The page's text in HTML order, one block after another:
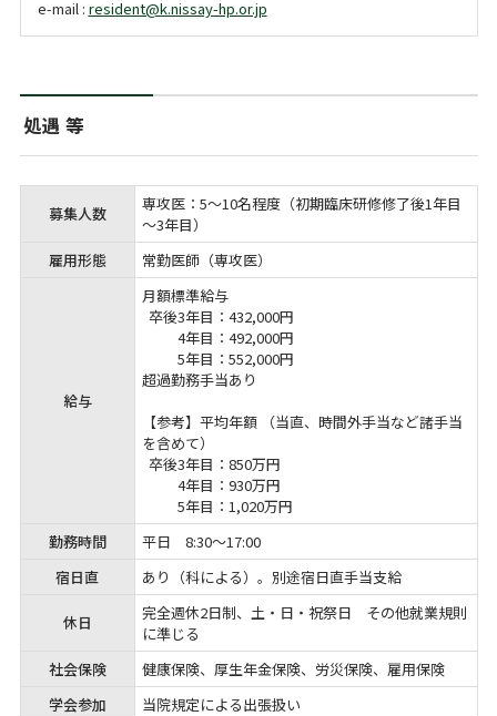
e-mail : resident@k.nissay-hp.or.jp
処遇 等
募集人数
専攻医：5～10名程度（初期臨床研修修了後1年目
～3年目）
雇用形態
常勤医師（専攻医）
給与
月額標準給与
卒後3年目： 432,000円
4年目： 492,000円
5年目： 552,000円
超過勤務手当あり
【参考】平均年額 （当直、時間外手当など諸手当
を含めて）
卒後3年目： 850万円
4年目： 930万円
5年目： 1,020万円
勤務時間
平日 8:30～17:00
宿日直
あり（科による）。別途宿日直手当支給
休日
完全週休2日制、土・日・祝祭日 その他就業規則
に準じる
社会保険
健康保険、厚生年金保険、労災保険、雇用保険
学会参加
当院規定による出張扱い